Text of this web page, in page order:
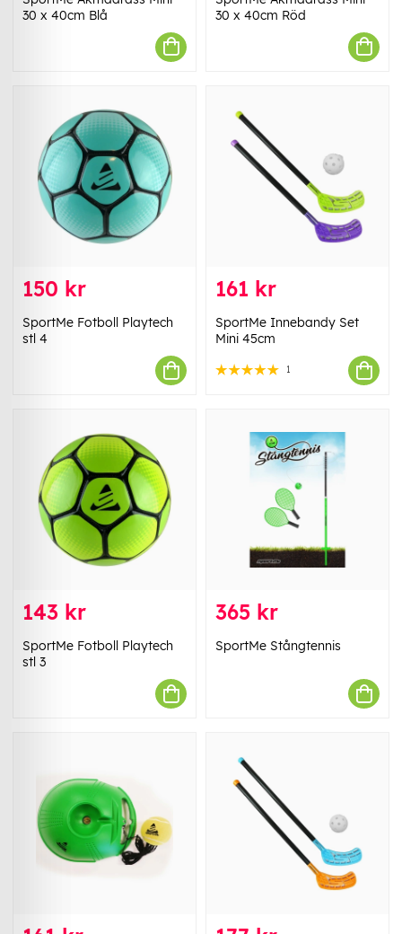
30 x 40cm Blå
30 x 40cm Röd
150 kr
SportMe Fotboll Playtech
stl 4
161 kr
SportMe Innebandy Set
Mini 45cm
1
143 kr
SportMe Fotboll Playtech
stl 3
365 kr
SportMe Stångtennis